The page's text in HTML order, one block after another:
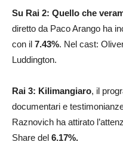
Su Rai 2: Quello che
diretto da Paco Arango ha
con il 7.43%. Nel cast:
Luddington.
Rai 3: Kilimangiaro, il
documentari e
Raznovich ha attirato
Share del 6.17%.